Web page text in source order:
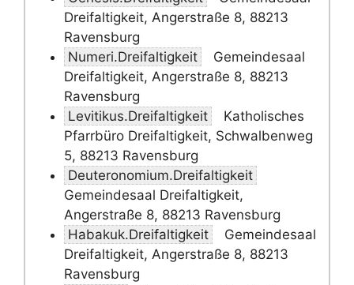
Dreifaltigkeit, Angerstraße 8, 88213
Ravensburg
Numeri.Dreifaltigkeit
Gemeindesaal
Dreifaltigkeit, Angerstraße 8, 88213
Ravensburg
Levitikus.Dreifaltigkeit
Katholisches
Pfarrbüro Dreifaltigkeit, Schwalbenweg
5, 88213 Ravensburg
Deuteronomium.Dreifaltigkeit
Gemeindesaal Dreifaltigkeit,
Angerstraße 8, 88213 Ravensburg
Habakuk.Dreifaltigkeit
Gemeindesaal
Dreifaltigkeit, Angerstraße 8, 88213
Ravensburg